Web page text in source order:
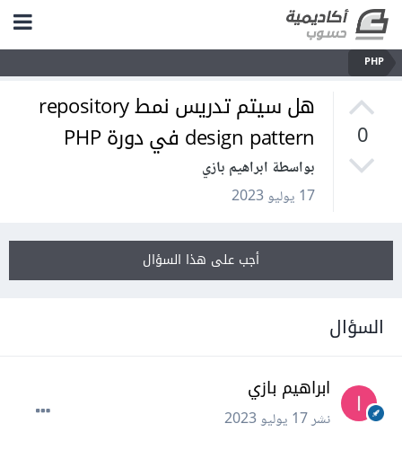
PHP
0
هل سيتم تدريس نمط repository
design pattern في دورة PHP
بواسطة ابراهيم بازي
17 يوليو 2023
أجب على هذا السؤال
السؤال
ابراهيم بازي
نشر17 يوليو 2023